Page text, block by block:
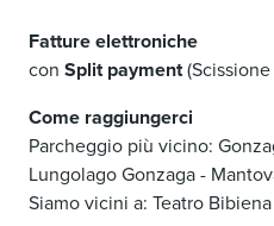
Fatture elettroniche
con Split payment
Come raggiungerci
Parcheggio più vicino:
Lungolago Gonzaga -
Siamo vicini a: Teatro